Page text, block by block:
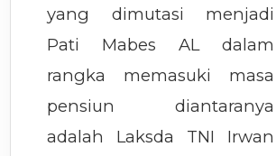
yang dimutasi menjadi
Pati Mabes AL dalam
rangka memasuki masa
pensiun diantaranya
adalah Laksda TNI Irwan